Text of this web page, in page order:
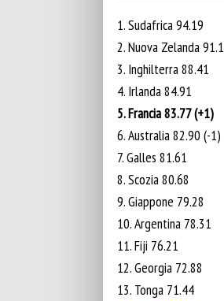
1. Sudafrica 94.19
2. Nuova Zelanda
3. Inghilterra 88.41
4. Irlanda 84.91
5. Francia 83.77 (+1)
6. Australia 82.90 (-1)
7. Galles 81.61
8. Scozia 80.68
9. Giappone 79.28
10. Argentina 78.31
11. Fiji 76.21
12. Georgia 72.88
13. Tonga 71.44